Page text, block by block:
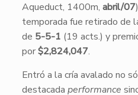
Aqueduct, 1400m, abril/07
temporada fue retirado de
de 5-5-1 (19 acts.) y
por$2,824,047.
Entró a la cría avalado no
destacada performance